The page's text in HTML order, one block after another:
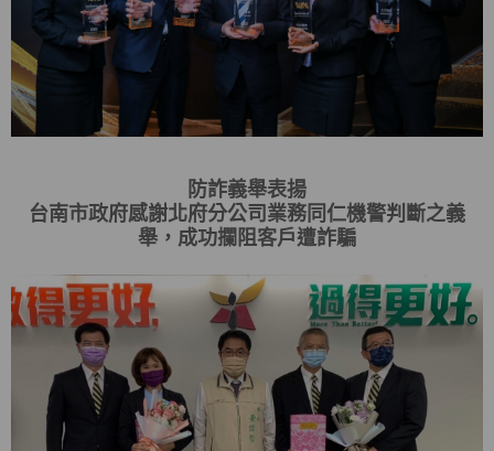
防詐義舉表揚
台南市政府感謝北府分公司業務同仁機警判斷之義
舉，成功攔阻客戶遭詐騙